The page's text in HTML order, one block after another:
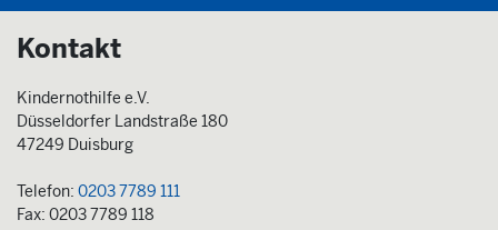
Kontakt
Kindernothilfe e.V.
Düsseldorfer Landstraße 180
47249 Duisburg
Telefon: 0203 7789 111
Fax: 0203 7789 118